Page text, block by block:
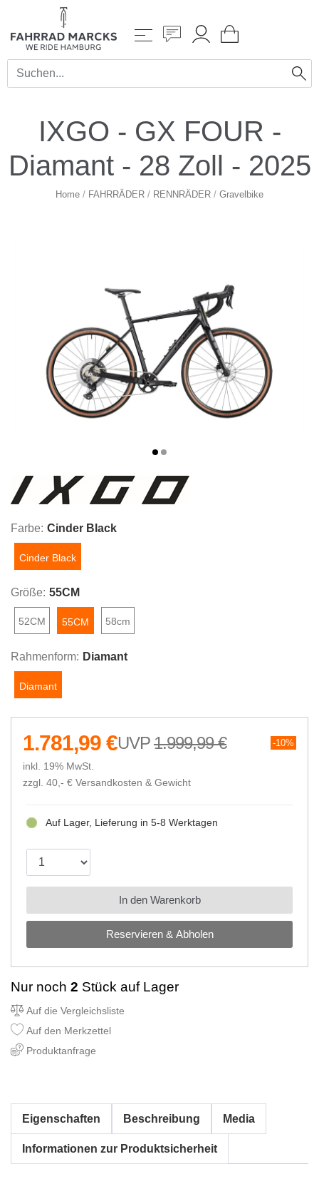
IXGO - GX FOUR -
Diamant - 28 Zoll - 2025
Home / FAHRRÄDER / RENNRÄDER / Gravelbike
Farbe: Cinder Black
Cinder Black
Größe: 55CM
52CM 55CM 58cm
Rahmenform: Diamant
Diamant
1.999,99 € 10%
1.781,99 €
inkl. 19% MwSt.
zzgl. 40,- € Versandkosten & Gewicht
Reservieren & Abholen
Auf Lager, Lieferung in 5-8 Werktagen
In den Warenkorb
Nur noch 2 Stück auf Lager
Auf die Vergleichsliste
Auf den Merkzettel
Produktanfrage
Eigenschaften Beschreibung Media
Informationen zur Produktsicherheit